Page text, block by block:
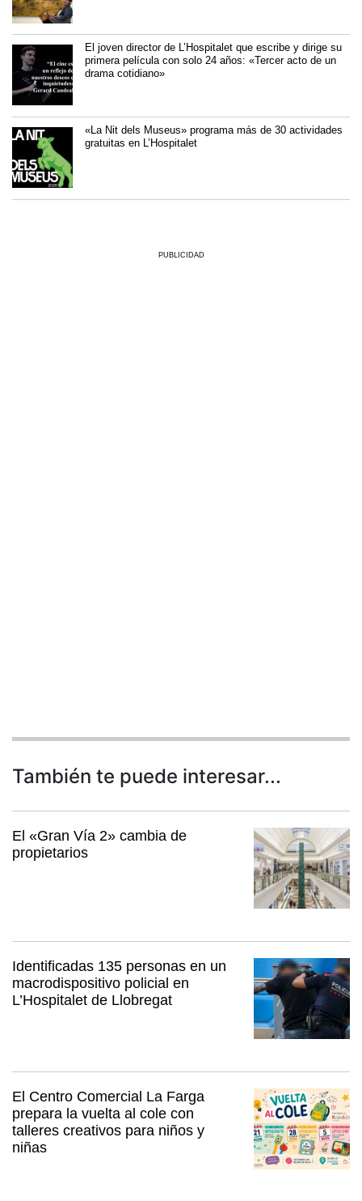
El joven director de L’Hospitalet que escribe y dirige su
primera película con solo 24 años: «Tercer acto de un
drama cotidiano»
«La Nit dels Museus» programa más de 30 actividades
gratuitas en L’Hospitalet
PUBLICIDAD
También te puede interesar...
El «Gran Vía 2» cambia de
propietarios
Identificadas 135 personas en un
macrodispositivo policial en
L’Hospitalet de Llobregat
El Centro Comercial La Farga
prepara la vuelta al cole con
talleres creativos para niños y
niñas